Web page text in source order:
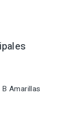
Amarillas